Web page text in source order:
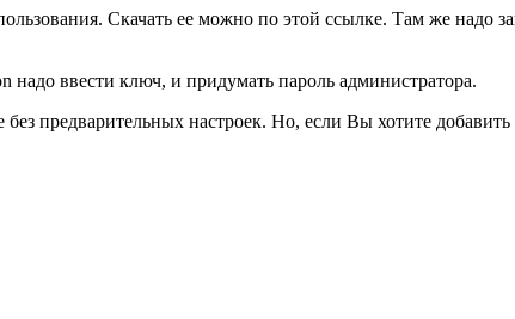
Скачать ее можно по этой ссылке. Там же надо
ввести ключ, и придумать пароль администратора.
предварительных настроек. Но, если Вы хотите